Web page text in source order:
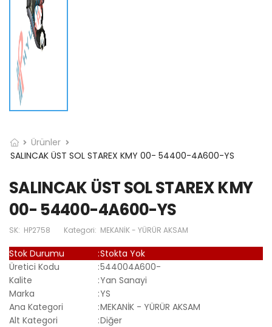
Ürünler
SALINCAK ÜST SOL STAREX KMY 00- 54400-4A600-YS
SALINCAK ÜST SOL STAREX KMY
00- 54400-4A600-YS
SK: HP2758 Kategori: MEKANİK - YÜRÜR AKSAM
Stok Durumu :Stokta Yok
Üretici Kodu
:544004A600-
Kalite
:Yan Sanayi
Marka
:YS
Ana Kategori
:MEKANİK - YÜRÜR AKSAM
Alt Kategori
:Diğer